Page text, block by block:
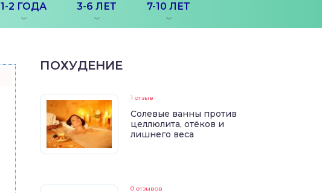
1-2 ГОДА 3-6 ЛЕТ 7-10 ЛЕТ
ПОХУДЕНИЕ
1 отзыв
Солевые ванны против
целлюлита, отёков и
лишнего веса
0 отзывов